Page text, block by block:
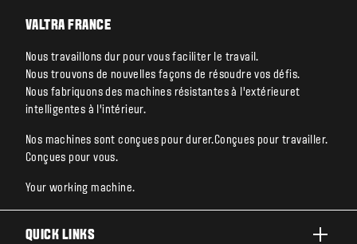
VALTRA FRANCE
Nous travaillons dur pour vous faciliter le travail.
Nous trouvons de nouvelles façons de résoudre vos défis.
Nous fabriquons des machines résistantes à l’extérieuret
intelligentes à l’intérieur.
Nos machines sont conçues pour durer.Conçues pour travailler.
Conçues pour vous.
Your working machine.
QUICK LINKS